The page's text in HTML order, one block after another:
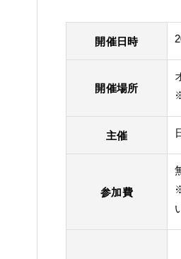
開催日時
開催場所
主催
参加費